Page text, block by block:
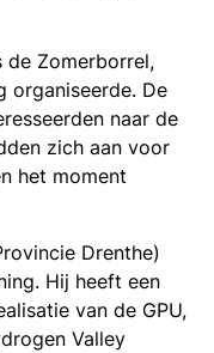
de Zomerborrel,
organiseerde. De
naar de
zich aan voor
het moment
Drenthe)
Hij heeft een
van de GPU,
Valley